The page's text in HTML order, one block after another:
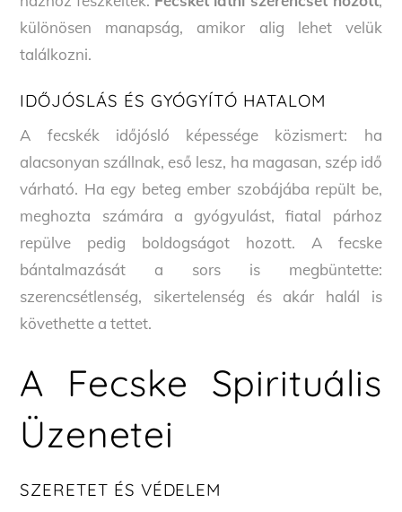
különösen manapság, amikor alig lehet velük
találkozni.
IDŐJÓSLÁS ÉS GYÓGYÍTÓ HATALOM
A fecskék időjósló képessége közismert: ha
alacsonyan szállnak, eső lesz, ha magasan, szép idő
várható. Ha egy beteg ember szobájába repült be,
meghozta számára a gyógyulást, fiatal párhoz
repülve pedig boldogságot hozott. A fecske
bántalmazását a sors is megbüntette:
szerencsétlenség, sikertelenség és akár halál is
követhette a tettet.
A Fecske Spirituális
Üzenetei
SZERETET ÉS VÉDELEM